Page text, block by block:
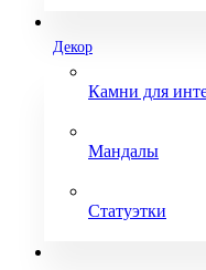
Декор
Камни для
Мандалы
Статуэтки